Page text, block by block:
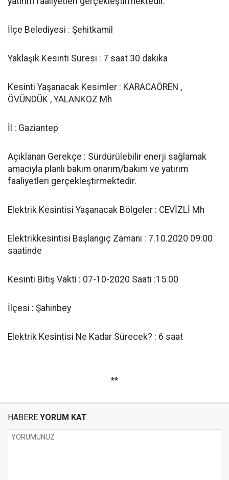
İlçe Belediyesi : Şehitkamil
Yaklaşık Kesinti Süresi : 7 saat 30 dakika
Kesinti Yaşanacak Kesimler : KARACAÖREN ,
ÖVÜNDÜK , YALANKOZ Mh
İl : Gaziantep
Açıklanan Gerekçe : Sürdürülebilir enerji sağlamak
amacıyla planlı bakım onarım/bakım ve yatırım
faaliyetleri gerçekleştirmektedir.
Elektrik Kesintisi Yaşanacak Bölgeler : CEVİZLİ Mh
Elektrikkesintisi Başlangıç Zamanı : 7.10.2020 09:00
saatinde
Kesinti Bitiş Vakti : 07-10-2020 Saati :15:00
İlçesi : Şahinbey
Elektrik Kesintisi Ne Kadar Sürecek? : 6 saat
**
HABERE YORUM KAT